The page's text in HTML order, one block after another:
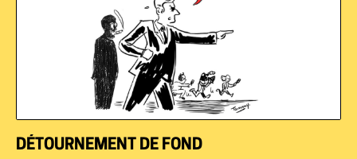
DÉTOURNEMENT DE FOND